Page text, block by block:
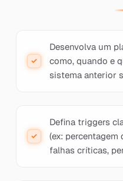
Desenvolva um
como, quando e
sistema anterior
Defina triggers
(ex: percentagem
falhas críticas,